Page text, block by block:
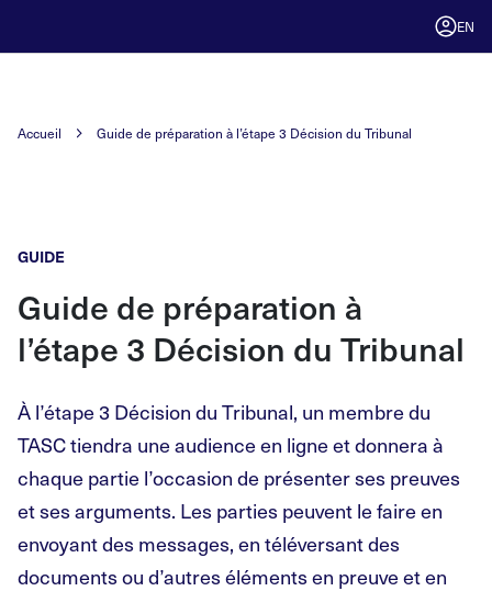
EN
Accueil Guide de préparation à l’étape 3 Décision du Tribunal
GUIDE
Guide de préparation à
l’étape 3 Décision du Tribunal
À l’étape 3 Décision du Tribunal, un membre du
TASC tiendra une audience en ligne et donnera à
chaque partie l’occasion de présenter ses preuves
et ses arguments. Les parties peuvent le faire en
envoyant des messages, en téléversant des
documents ou d’autres éléments en preuve et en